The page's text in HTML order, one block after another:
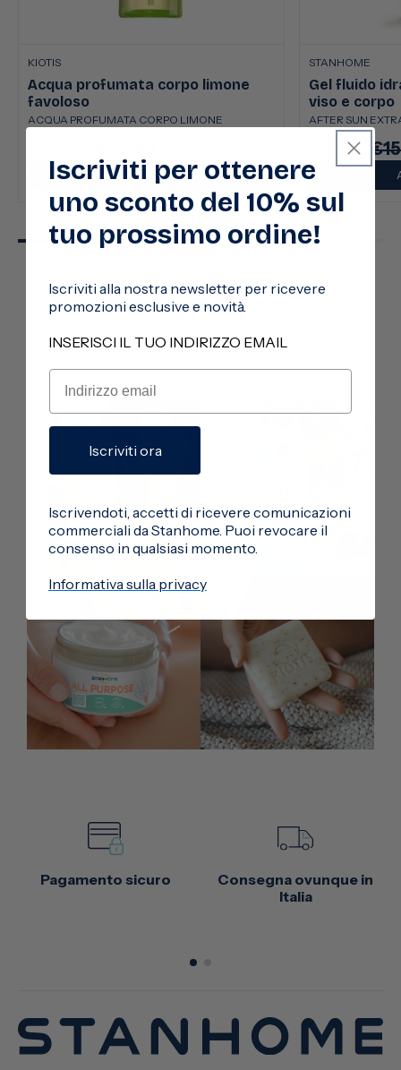
KIOTIS
Acqua profumata corpo limone
favoloso
ACQUA PROFUMATA CORPO LIMONE
scontato di
AGGIUNGI
STANHOME
Gel fluido
viso e corpo
AFTER SUN
Prezzo
scontato
€8,50
di
Seguici
Pagamento sicuro
Consegna ovunque in
Italia
Iscriviti per ottenere
uno sconto del 10% sul
tuo prossimo ordine!
Iscriviti alla nostra newsletter per ricevere
promozioni esclusive e novità.
INSERISCI IL TUO INDIRIZZO EMAIL
Iscriviti ora
Iscrivendoti, accetti di ricevere comunicazioni
commerciali da Stanhome. Puoi revocare il
consenso in qualsiasi momento.
Informativa sulla privacy